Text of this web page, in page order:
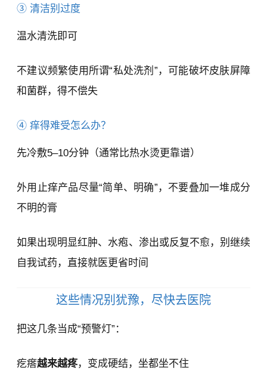
③ 清洁别过度
温水清洗即可
不建议频繁使用所谓“私处洗剂”，可能破坏皮肤屏障
和菌群，得不偿失
④ 痒得难受怎么办？
先冷敷5–10分钟（通常比热水烫更靠谱）
外用止痒产品尽量“简单、明确”，不要叠加一堆成分
不明的膏
如果出现明显红肿、水疱、渗出或反复不愈，别继续
自我试药，直接就医更省时间
这些情况别犹豫，尽快去医院
把这几条当成“预警灯”：
疙瘩越来越疼，变成硬结，坐都坐不住